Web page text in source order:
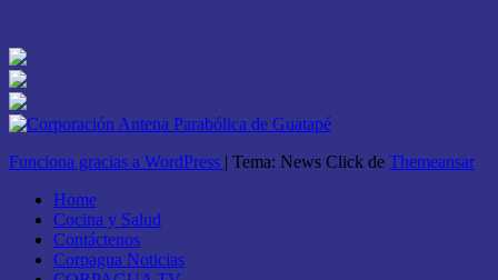
Funciona gracias a WordPress | Tema: News Click de Themeansar
Home
Cocina y Salud
Contáctenos
Corpagua Noticias